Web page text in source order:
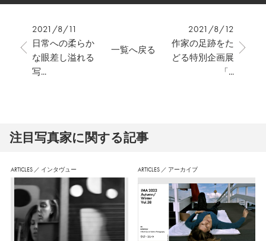
2021/8/11
日常への柔らか
な眼差し溢れる
写...
2021/8/12
作家の足跡をた
どる特別企画展
「...
一覧へ戻る
注⽬写真家に関する記事
ARTICLES ／ インタヴュー ARTICLES ／ アーカイブ